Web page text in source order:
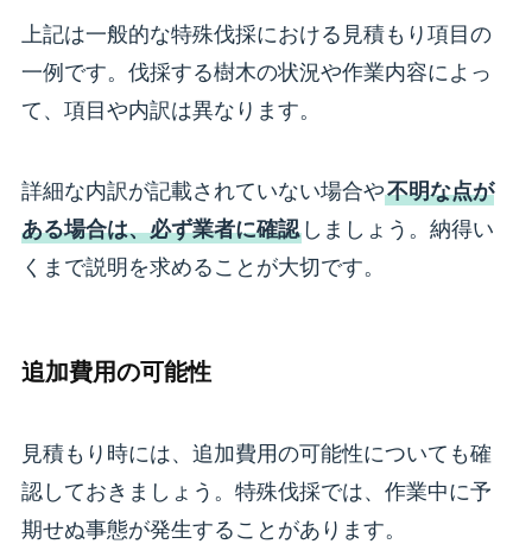
上記は一般的な特殊伐採における見積もり項目の
一例です。伐採する樹木の状況や作業内容によっ
て、項目や内訳は異なります。
詳細な内訳が記載されていない場合や不明な点が
ある場合は、必ず業者に確認しましょう。納得い
くまで説明を求めることが大切です。
追加費用の可能性
見積もり時には、追加費用の可能性についても確
認しておきましょう。特殊伐採では、作業中に予
期せぬ事態が発生することがあります。